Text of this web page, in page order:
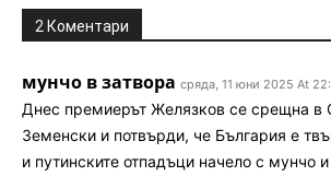
2 Коментари
мунчо в затвора сряда, 11 юни 2025 At
Днес премиерът Желязков се срещна в
Земенски и потвърди, че България е
и путинските отпадъци начело с мунчо